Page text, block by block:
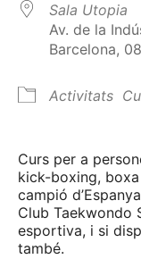
Sala Utopia
Av. de la
Barcelona,
Activitats
Curs per a
kick-boxing, boxa
campió
Club Taekwondo
esportiva, i si
també.